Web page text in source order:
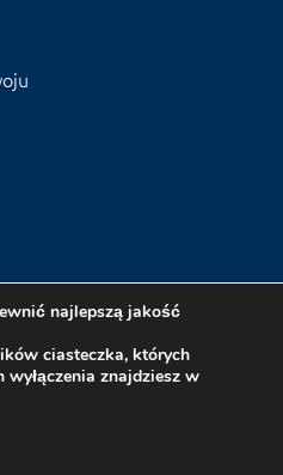
najlepszą jakość
ciasteczka, których
znajdziesz w